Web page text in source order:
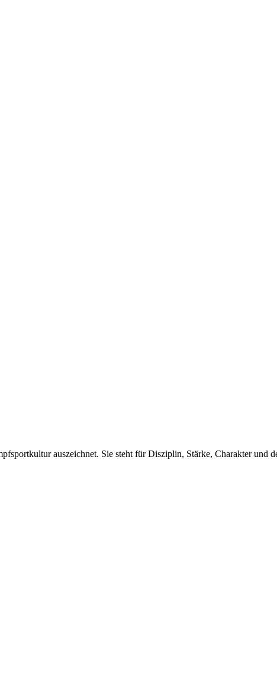
auszeichnet. Sie steht für Disziplin, Stärke, Charakter und